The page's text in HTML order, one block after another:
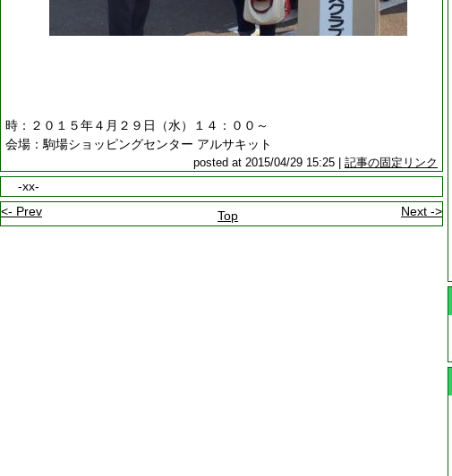
時：２０１５年４月２９日（水）１４：００～
会場：駒場ショッピングセンター アルサキット
posted at 2015/04/29 15:25 | 記事の固定リンク
-xx-
<- Prev Next ->
Top